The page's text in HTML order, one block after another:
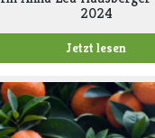
2024
Jetzt lesen